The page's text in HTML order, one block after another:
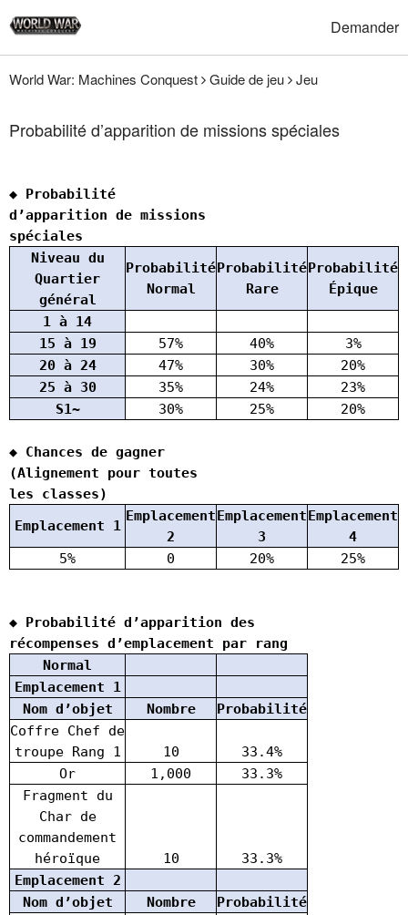
Demander
World War: Machines Conquest Guide de jeu Jeu
Probabilité d’apparition de missions spéciales
◆ Probabilité
d’apparition de missions
spéciales
Niveau du
Quartier
général
Probabilité
Normal
Probabilité
Rare
Probabilité
Épique
1 à 14
15 à 19
57% 40%
3%
20 à 24
47% 30%
20%
25 à 30
35% 24%
23%
S1~
30% 25% 20%
◆ Chances de gagner
(Alignement pour toutes
les classes)
Emplacement 1
Emplacement
2
Emplacement
3
Emplacement
4
5% 0 20% 25%
◆ Probabilité d’apparition des
récompenses d’emplacement par rang
Normal
Emplacement 1
Nom d’objet
Nombre
Probabilité
Coffre Chef de
troupe Rang 1
10
33.4%
Or
1,000
33.3%
Fragment du
Char de
commandement
héroïque
10
33.3%
Emplacement 2
Nom d’objet
Nombre
Probabilité